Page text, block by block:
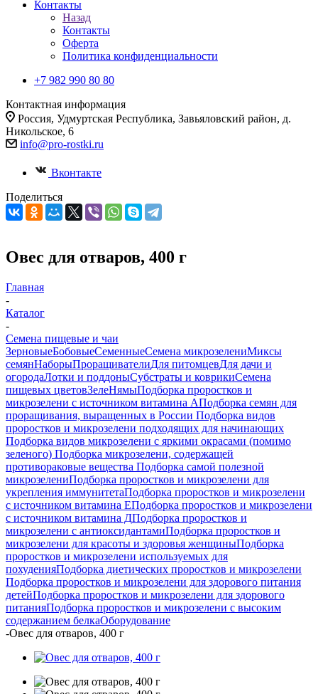
Контакты
Назад
Контакты
Оферта
Политика конфиденциальности
+7 982 990 80 80
Контактная информация
Россия, Удмуртская Республика, Завьяловский район, д.
Никольское, 6
info@pro-rostki.ru
Вконтакте
Поделиться
Овес для отваров, 400 г
Главная
-
Каталог
-
Семена пищевые и чаи
ЗерновыеБобовыеСеменныеСемена микрозелениМиксы
семянНаборыПроращивателиДля питомцевДля дачи и
огородаЛотки и поддоныСубстраты и коврикиСемена
пищевых цветовЗелеНямыПодборка проростков и
микрозелени с источником витамина АПодборка семян для
проращивания, выращенных в России Подборка видов
проростков и микрозелени подходящих для начинающих
Подборка видов микрозелени с яркими окрасами (помимо
зеленого) Подборка микрозелени, содержащей
противораковые вещества Подборка самой полезной
микрозелениПодборка проростков и микрозелени для
укрепления иммунитетаПодборка проростков и микрозелени
с источником витамина ЕПодборка проростков и микрозелени
с источником витамина ДПодборка проростков и
микрозелени с антиоксидантамиПодборка проростков и
микрозелени для красоты и здоровья женщиныПодборка
проростков и микрозелени используемых для
похуденияПодборка диетических проростков и микрозелени
Подборка проростков и микрозелени для здорового питания
детейПодборка проростков и микрозелени для здорового
питанияПодборка проростков и микрозелени с высоким
содержанием белкаОборудование
-Овес для отваров, 400 г